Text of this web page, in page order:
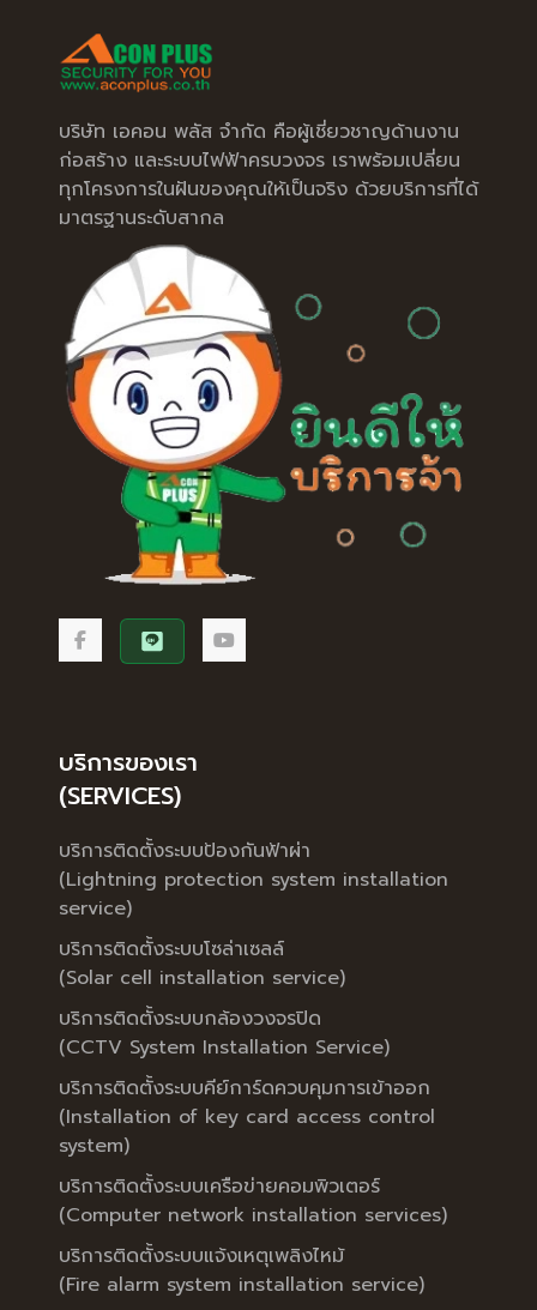
บริษัท เอคอน พลัส จำกัด คือผู้เชี่ยวชาญด้านงาน
ก่อสร้าง และระบบไฟฟ้าครบวงจร เราพร้อมเปลี่ยน
ทุกโครงการในฝันของคุณให้เป็นจริง ด้วยบริการที่ได้
มาตรฐานระดับสากล
บริการของเรา
(SERVICES)
บริการติดตั้งระบบป้องกันฟ้าผ่า
(Lightning protection system installation
service)
บริการติดตั้งระบบโซล่าเซลล์
(Solar cell installation service)
บริการติดตั้งระบบกล้องวงจรปิด
(CCTV System Installation Service)
บริการติดตั้งระบบคีย์การ์ดควบคุมการเข้าออก
(Installation of key card access control
system)
บริการติดตั้งระบบเครือข่ายคอมพิวเตอร์
(Computer network installation services)
บริการติดตั้งระบบแจ้งเหตุเพลิงไหม้
(Fire alarm system installation service)